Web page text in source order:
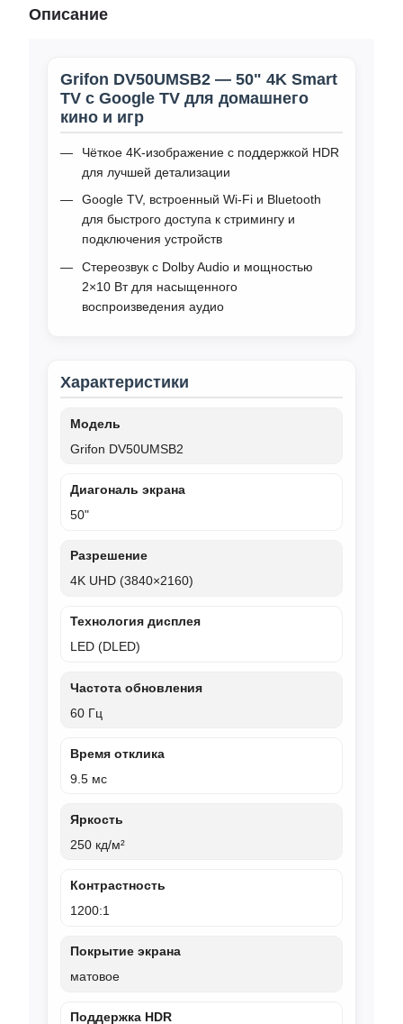
Описание
Grifon DV50UMSB2 — 50" 4K Smart
TV с Google TV для домашнего
кино и игр
Чёткое 4K‑изображение с поддержкой HDR
для лучшей детализации
Google TV, встроенный Wi‑Fi и Bluetooth
для быстрого доступа к стримингу и
подключения устройств
Стереозвук с Dolby Audio и мощностью
2×10 Вт для насыщенного
воспроизведения аудио
Характеристики
Модель
Grifon DV50UMSB2
Диагональ экрана
50"
Разрешение
4K UHD (3840×2160)
Технология дисплея
LED (DLED)
Частота обновления
60 Гц
Время отклика
9.5 мс
Яркость
250 кд/м²
Контрастность
1200:1
Покрытие экрана
матовое
Поддержка HDR